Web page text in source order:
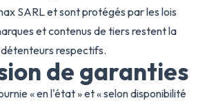
SARL et sont protégés par les lois
et contenus de tiers restent la
respectifs.
de garanties
« en l'état » et « selon disponibilité